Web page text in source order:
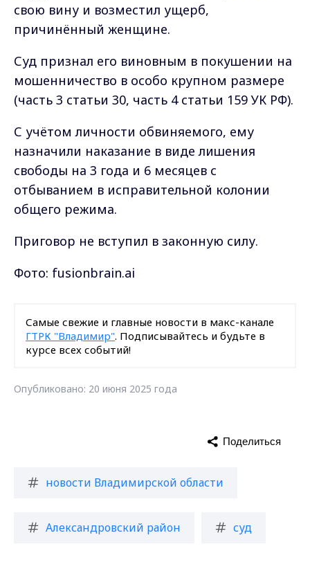
свою вину и возместил ущерб,
причинённый женщине.
Суд признал его виновным в покушении на
мошенничество в особо крупном размере
(часть 3 статьи 30, часть 4 статьи 159 УК РФ).
С учётом личности обвиняемого, ему
назначили наказание в виде лишения
свободы на 3 года и 6 месяцев с
отбыванием в исправительной колонии
общего режима.
Приговор не вступил в законную силу.
Фото: fusionbrain.ai
Самые свежие и главные новости в макс-канале
ГТРК "Владимир". Подписывайтесь и будьте в
курсе всех событий!
Опубликовано: 20 июня 2025 года
новости Владимирской области
Александровский район суд
Поделиться